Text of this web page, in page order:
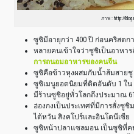
ภาพ : http://
ซูชิมีอายุกว่า 400 ปี ก่อนคริสตก
หลายคนเข้าใจว่าซูชิเป็นอาห
การถนอมอาหารของคนจีน
ซูชิคือข้าวหุงผสมกับน้ำส้มสายชู
ซูชิเมนูยอดนิยมที่ติดอันดับ 1 ใน
มีร้านซูชิอยู่ทั่วโลกถึงประมาณ
ฮ่องกงเป็นประเทศที่มีการสั่งซู
ไต้หวัน สิงคโปร์และอินโดนีเซีย
ซูชิหน้าปลาแซลมอน เป็นซูชิที่